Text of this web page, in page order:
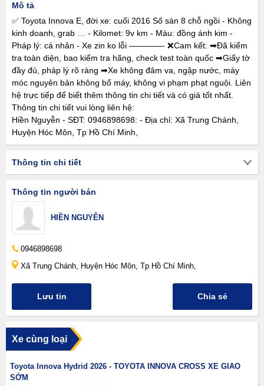
Mô tả
✅ Toyota Innova E, đời xe: cuối 2016 Số sàn 8 chỗ ngồi - Không
kinh doanh, grab … - Kilomet: 9v km - Màu: đồng ánh kim -
Pháp lý: cá nhân - Xe zin ko lỗi ————- ❌Cam kết: ➡Đã kiểm
tra toàn diện, bao kiểm tra hãng, check test toàn quốc ➡Giấy tờ
đầy đủ, pháp lý rõ ràng ➡Xe không đâm va, ngập nước, máy
móc nguyên bản không bổ máy, không vi phạm phạt nguội. Liên
hệ trực tiếp để biết thêm thông tin chi tiết và có giá tốt nhất.
Thông tin chi tiết vui lòng liên hệ:
Hiền Nguyễn - SĐT: 0946898698: - Địa chỉ: Xã Trung Chánh,
Huyện Hóc Môn, Tp Hồ Chí Minh,
Thông tin chi tiết
Thông tin người bán
HIỀN NGUYỄN
0946898698
Xã Trung Chánh, Huyện Hóc Môn, Tp Hồ Chí Minh,
Lưu tin Chia sẻ
Xe cùng loại
Toyota Innova Hydrid 2026 - TOYOTA INNOVA CROSS XE GIAO
SỚM